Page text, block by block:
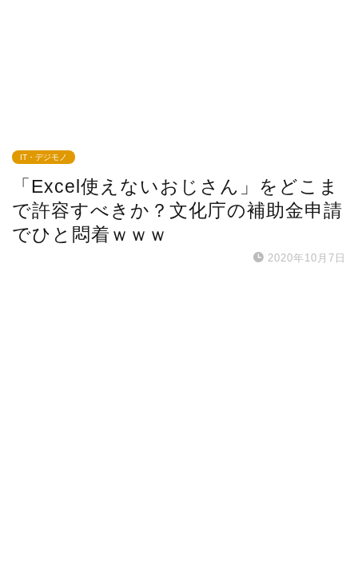
IT・デジモノ
「Excel使えないおじさん」をどこま
で許容すべきか？文化庁の補助金申請
でひと悶着ｗｗｗ
2020年10月7日